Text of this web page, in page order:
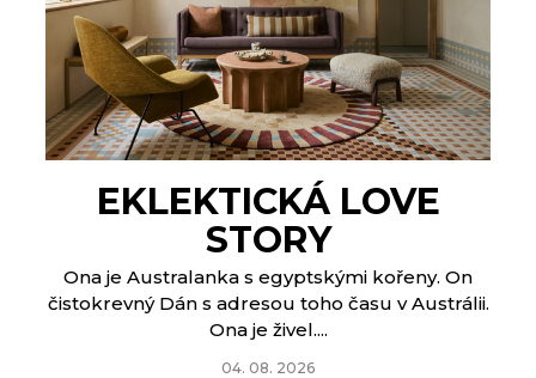
EKLEKTICKÁ LOVE
STORY
Ona je Australanka s egyptskými kořeny. On
čistokrevný Dán s adresou toho času v Austrálii.
Ona je živel....
04. 08. 2026